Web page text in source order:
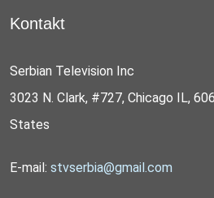
Kontakt
Serbian Television Inc
3023 N. Clark, #727, Chicago IL,
States
E-mail: stvserbia@gmail.com